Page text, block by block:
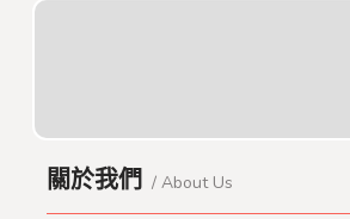
關於我們 / About Us